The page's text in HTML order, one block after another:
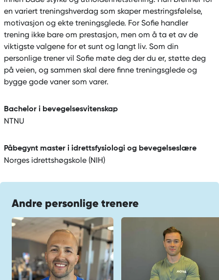
en variert treningshverdag som skaper mestringsfølelse,
motivasjon og ekte treningsglede. For Sofie handler
trening ikke bare om prestasjon, men om å ta et av de
viktigste valgene for et sunt og langt liv. Som din
personlige trener vil Sofie møte deg der du er, støtte deg
på veien, og sammen skal dere finne treningsglede og
bygge gode vaner som varer.
Bachelor i bevegelsesvitenskap
NTNU
Påbegynt master i idrettsfysiologi og bevegelseslære
Norges idrettshøgskole (NIH)
Andre personlige trenere